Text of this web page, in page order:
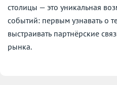
столицы — это уникальная
событий: первым узнавать о
выстраивать партнёрские
рынка.